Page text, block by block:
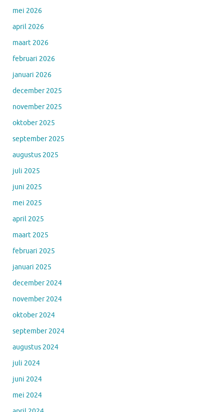
mei 2026
april 2026
maart 2026
februari 2026
januari 2026
december 2025
november 2025
oktober 2025
september 2025
augustus 2025
juli 2025
juni 2025
mei 2025
april 2025
maart 2025
februari 2025
januari 2025
december 2024
november 2024
oktober 2024
september 2024
augustus 2024
juli 2024
juni 2024
mei 2024